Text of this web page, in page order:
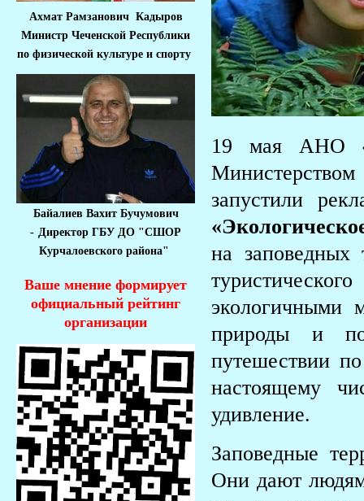
Ахмат Рамзанович Кадыров
Министр Чеченской Республики
по физической культуре и спорту
Байалиев Вахит Бучумович
- Директор ГБУ ДО "СШОР
Курчалоевского района"
Ваше мнение формирует
официальный рейтинг
организации
19 мая АНО
запустили
на заповедных
экологичными
природы и
путешествии
настоящему
удивление.
Заповедные
Они дают